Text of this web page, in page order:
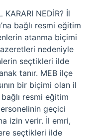
NEDİR? İl
bağlı resmi eğitim
atanma biçimi
nedeniyle
seçtikleri ilde
tanır. MEB ilçe
bir biçimi olan il
bağlı resmi eğitim
geçici
izin verir. İl emri,
seçtikleri ilde